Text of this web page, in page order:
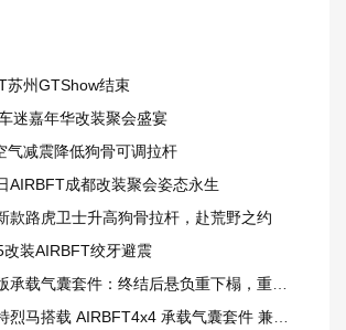
苏州GTShow结束
迷嘉年华改装聚会盛宴
气减震降低狗骨可调拉杆
AIRBFT成都改装聚会姿态永生
款路虎卫士升高狗骨拉杆，赴荒野之约
装AIRBFT绞牙避震